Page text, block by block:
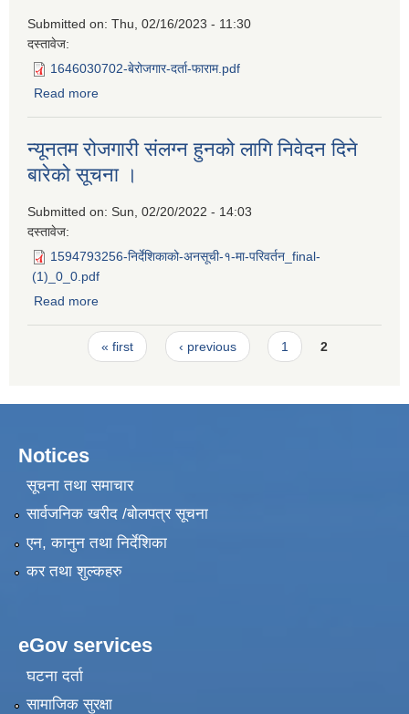
Submitted on: Thu, 02/16/2023 - 11:30
दस्तावेज:
1646030702-बेरोजगार-दर्ता-फाराम.pdf
Read more
न्यूनतम रोजगारी संलग्न हुनको लागि निवेदन दिने
बारेको सूचना ।
Submitted on: Sun, 02/20/2022 - 14:03
दस्तावेज:
1594793256-निर्देशिकाको-अनसूची-१-मा-परिवर्तन_final-
(1)_0_0.pdf
Read more
Pages« first ‹ previous 1 2
Notices
सूचना तथा समाचार
सार्वजनिक खरीद /बोलपत्र सूचना
एन, कानुन तथा निर्देशिका
कर तथा शुल्कहरु
eGov services
घटना दर्ता
सामाजिक सुरक्षा